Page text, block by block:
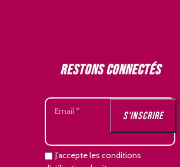
Restons connectés
J’accepte les conditions